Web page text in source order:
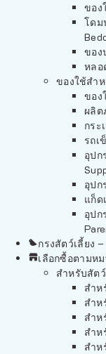
ของ
โดม
ของ
หลอ
ของใช้สำ
ของ
ผลิ
กระ
รถเ
อุปก
อุปก
แก็ด
อุปก
กรงสัตว์เลี้ยง
เลือกซื้อตามห
สำหรับสัต
สำห
สำห
สำห
สำห
สำห